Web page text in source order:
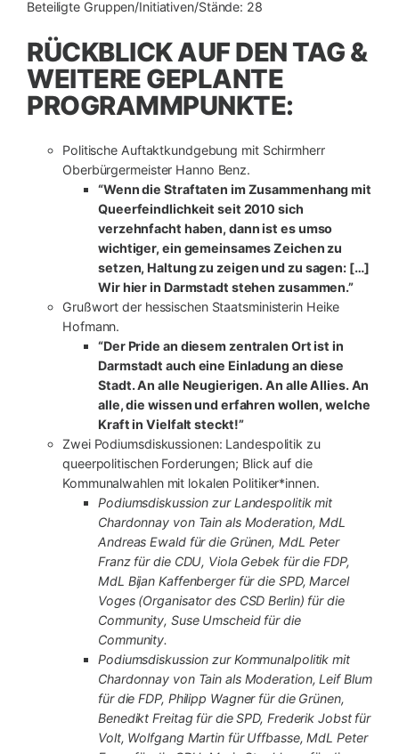
Beteiligte Gruppen/Initiativen/Stände: 28
RÜCKBLICK AUF DEN TAG &
WEITERE GEPLANTE
PROGRAMMPUNKTE:
Politische Auftaktkundgebung mit Schirmherr
Oberbürgermeister Hanno Benz.
“Wenn die Straftaten im Zusammenhang mit
Queerfeindlichkeit seit 2010 sich
verzehnfacht haben, dann ist es umso
wichtiger, ein gemeinsames Zeichen zu
setzen, Haltung zu zeigen und zu sagen: […]
Wir hier in Darmstadt stehen zusammen.”
Grußwort der hessischen Staatsministerin Heike
Hofmann.
“Der Pride an diesem zentralen Ort ist in
Darmstadt auch eine Einladung an diese
Stadt. An alle Neugierigen. An alle Allies. An
alle, die wissen und erfahren wollen, welche
Kraft in Vielfalt steckt!”
Zwei Podiumsdiskussionen: Landespolitik zu
queerpolitischen Forderungen; Blick auf die
Kommunalwahlen mit lokalen Politiker*innen.
Podiumsdiskussion zur Landespolitik mit
Chardonnay von Tain als Moderation, MdL
Andreas Ewald für die Grünen, MdL Peter
Franz für die CDU, Viola Gebek für die FDP,
MdL Bijan Kaffenberger für die SPD, Marcel
Voges (Organisator des CSD Berlin) für die
Community, Suse Umscheid für die
Community.
Podiumsdiskussion zur Kommunalpolitik mit
Chardonnay von Tain als Moderation, Leif Blum
für die FDP, Philipp Wagner für die Grünen,
Benedikt Freitag für die SPD, Frederik Jobst für
Volt, Wolfgang Martin für Uffbasse, MdL Peter